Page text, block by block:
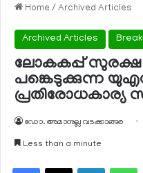
Home / Archived Articles
Archived Articles
ലോകകപ്പ്
പങ്കെടുക്കുന്ന
പ്രതിരോധകാര്യ
ഡോ. അമാനുല്ല വടക്കാങ്ങര
Less than a minute
Facebook
X LinkedIn